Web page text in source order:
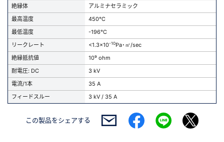
絶縁体
アルミナセラミック
最高温度
450℃
最低温度
-196℃
リークレート
<1.3x10-10Pa･㎥/sec
絶縁抵抗値
10⁹ ohm
耐電圧: DC
3 kV
電流/1本
35 A
フィードスルー
3 kV / 35 A
この製品をシェアする